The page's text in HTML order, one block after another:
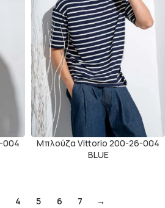
004
Μπλούζα Vittorio 200-26-004
BLUE
4 5 6 7 →